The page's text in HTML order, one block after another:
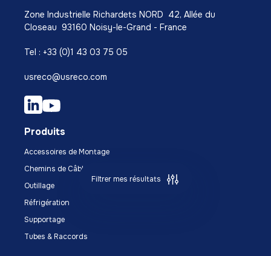
Zone Industrielle Richardets NORD 42, Allée du
Closeau 93160 Noisy-le-Grand - France
Tel : +33 (0)1 43 03 75 05
usreco@usreco.com
Produits
Accessoires de Montage
Chemins de Câbles
Outillage
Réfrigération
Supportage
Tubes & Raccords
Filtrer mes résultats